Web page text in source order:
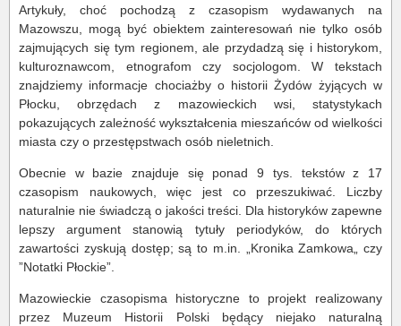
Artykuły, choć pochodzą z czasopism wydawanych na
Mazowszu, mogą być obiektem zainteresowań nie tylko osób
zajmujących się tym regionem, ale przydadzą się i historykom,
kulturoznawcom, etnografom czy socjologom. W tekstach
znajdziemy informacje chociażby o historii Żydów żyjących w
Płocku, obrzędach z mazowieckich wsi, statystykach
pokazujących zależność wykształcenia mieszańców od wielkości
miasta czy o przestępstwach osób nieletnich.
Obecnie w bazie znajduje się ponad 9 tys. tekstów z 17
czasopism naukowych, więc jest co przeszukiwać. Liczby
naturalnie nie świadczą o jakości treści. Dla historyków zapewne
lepszy argument stanowią tytuły periodyków, do których
zawartości zyskują dostęp; są to m.in. „Kronika Zamkowa„ czy
”Notatki Płockie”.
Mazowieckie czasopisma historyczne to projekt realizowany
przez Muzeum Historii Polski będący niejako naturalną